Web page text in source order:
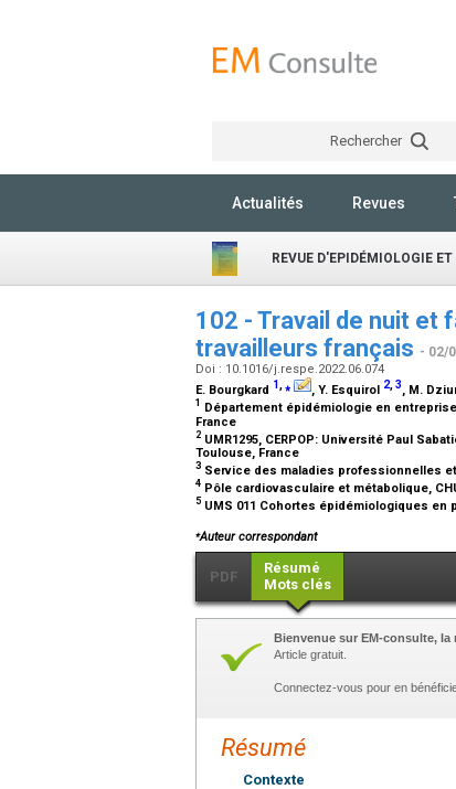
Rechercher
Actualités Revues
REVUE D'EPIDÉMIOLOGIE
102 - Travail de nuit et
travailleurs français - 02/
Doi : 10.1016/j.respe.2022.06.074
E. Bourgkard 1,⁎ , Y. Esquirol 2,3, M.
1 Département épidémiologie en
France
2 UMR1295, CERPOP: Université Paul
Toulouse, France
3 Service des maladies professionnelles
4 Pôle cardiovasculaire et métabolique,
5 UMS 011 Cohortes épidémiologiques en
⁎Auteur correspondant
PDF
Résumé
Mots clés
Bienvenue sur EM-consulte,
Article gratuit.
Connectez-vous pour en
Résumé
Contexte